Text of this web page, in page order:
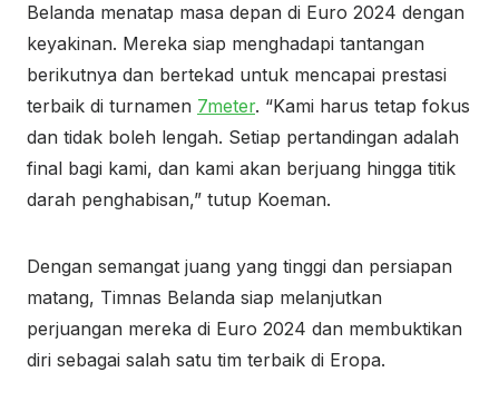
Belanda menatap masa depan di Euro 2024 dengan
keyakinan. Mereka siap menghadapi tantangan
berikutnya dan bertekad untuk mencapai prestasi
terbaik di turnamen 7meter. “Kami harus tetap fokus
dan tidak boleh lengah. Setiap pertandingan adalah
final bagi kami, dan kami akan berjuang hingga titik
darah penghabisan,” tutup Koeman.
Dengan semangat juang yang tinggi dan persiapan
matang, Timnas Belanda siap melanjutkan
perjuangan mereka di Euro 2024 dan membuktikan
diri sebagai salah satu tim terbaik di Eropa.